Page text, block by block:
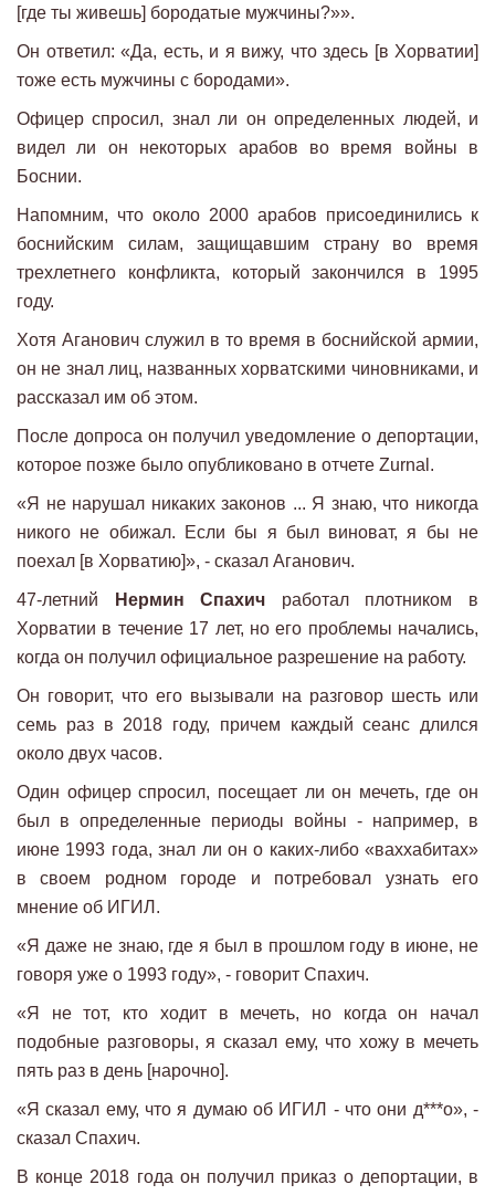
[где ты живешь] бородатые мужчины?»».
Он ответил: «Да, есть, и я вижу, что здесь [в Хорватии]
тоже есть мужчины с бородами».
Офицер спросил, знал ли он определенных людей, и
видел ли он некоторых арабов во время войны в
Боснии.
Напомним, что около 2000 арабов присоединились к
боснийским силам, защищавшим страну во время
трехлетнего конфликта, который закончился в 1995
году.
Хотя Аганович служил в то время в боснийской армии,
он не знал лиц, названных хорватскими чиновниками, и
рассказал им об этом.
После допроса он получил уведомление о депортации,
которое позже было опубликовано в отчете Zurnal.
«Я не нарушал никаких законов ... Я знаю, что никогда
никого не обижал. Если бы я был виноват, я бы не
поехал [в Хорватию]», - сказал Аганович.
47-летний Нермин Спахич работал плотником в
Хорватии в течение 17 лет, но его проблемы начались,
когда он получил официальное разрешение на работу.
Он говорит, что его вызывали на разговор шесть или
семь раз в 2018 году, причем каждый сеанс длился
около двух часов.
Один офицер спросил, посещает ли он мечеть, где он
был в определенные периоды войны - например, в
июне 1993 года, знал ли он о каких-либо «ваххабитах»
в своем родном городе и потребовал узнать его
мнение об ИГИЛ.
«Я даже не знаю, где я был в прошлом году в июне, не
говоря уже о 1993 году», - говорит Спахич.
«Я не тот, кто ходит в мечеть, но когда он начал
подобные разговоры, я сказал ему, что хожу в мечеть
пять раз в день [нарочно].
«Я сказал ему, что я думаю об ИГИЛ - что они д***о», -
сказал Спахич.
В конце 2018 года он получил приказ о депортации, в